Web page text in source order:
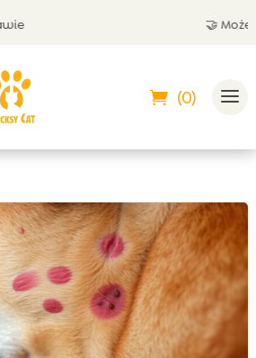
🤝 Możesz
(0)